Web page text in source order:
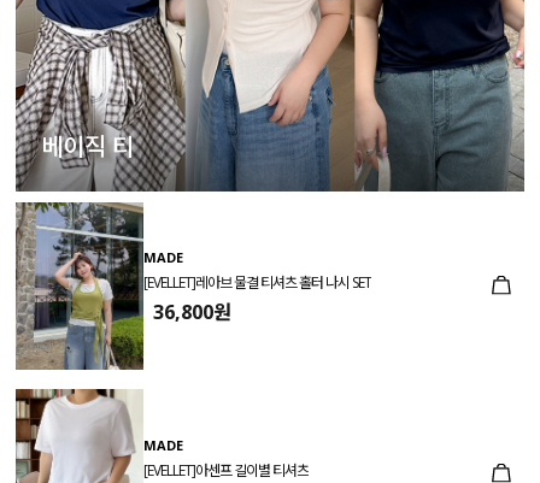
베이직 티
MADE
[EVELLET]레아브 물결 티셔츠 홀터 나시 SET
36,800원
MADE
[EVELLET]아센프 길이별 티셔츠